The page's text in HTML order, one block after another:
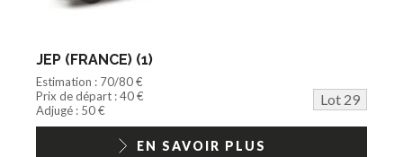
JEP (FRANCE) (1)
Estimation : 70/80 €
Prix de départ : 40 €
Lot 29
Adjugé : 50 €
EN SAVOIR PLUS